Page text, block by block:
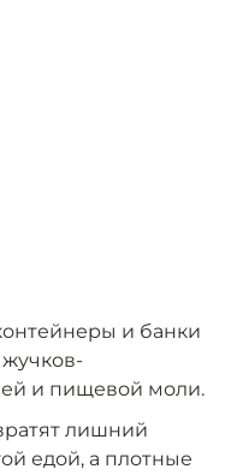
и банки
и пищевой моли.
лишний
едой, а плотные